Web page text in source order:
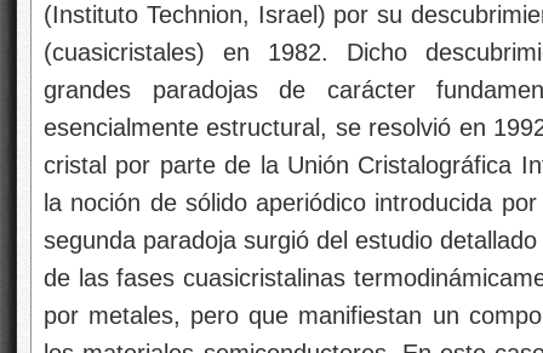
(Instituto Technion, Israel) por su
(cuasicristales) en 1982. Dicho
grandes paradojas de carácter
esencialmente estructural, se resolvió en
cristal por parte de la Unión Cristalográfica
la noción de sólido aperiódico introducida
segunda paradoja surgió del estudio
de las fases cuasicristalinas
por metales, pero que manifiestan un